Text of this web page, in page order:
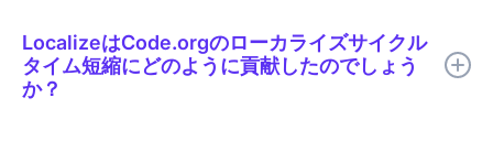
LocalizeはCode.orgのローカライズサイクル
タイム短縮にどのように貢献したのでしょう
か？